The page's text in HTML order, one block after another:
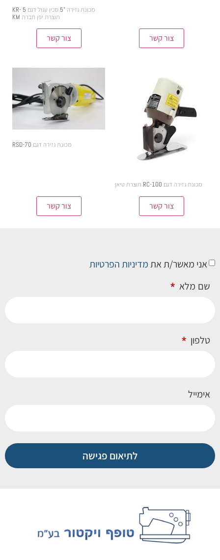
צור קשר
מכונת גזירה "5 סכין עגול דגם KR- 5
תוצרת יפן חברת KM
צור קשר
מכונת גזירה דגם RC-100 תוצרת טיאן
צור קשר
מכונת גזירה דגם RSD-70
צור קשר
אני מאשר/ת אתמדיניות הפרטיות
שם מלא
טלפון
אימייל
לתיאום פגישה